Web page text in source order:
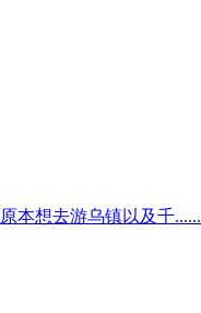
本想去游乌镇以及千......